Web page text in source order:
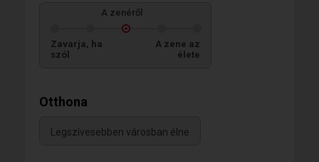
A zenéről
Zavarja, ha
szól
A zene az
élete
Otthona
Legszívesebben városban élne